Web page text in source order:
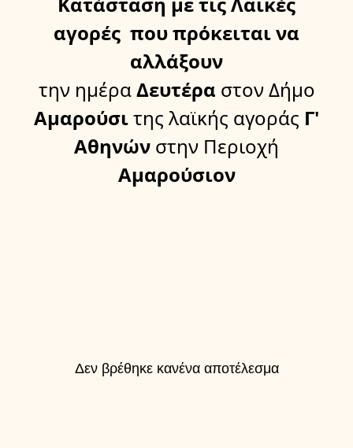
αγορές που πρόκειται να
αλλάξουν
την ημέραΔευτέρα στον Δήμο
Αμαρούσιτης λαϊκής αγοράς Γ'
Αθηνών στην Περιοχή
Αμαρούσιον
Δεν βρέθηκε κανένα αποτέλεσμα